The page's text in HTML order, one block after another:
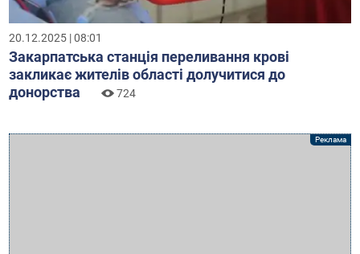
20.12.2025 | 08:01
Закарпатська станція переливання крові
закликає жителів області долучитися до
донорства
724